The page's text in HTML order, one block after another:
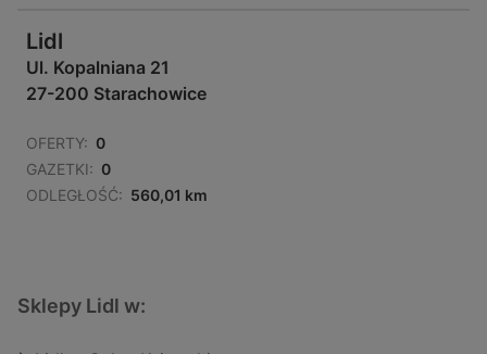
Lidl
Ul. Kopalniana 21
27-200 Starachowice
OFERTY: 0
GAZETKI: 0
ODLEGŁOŚĆ: 560,01 km
Sklepy Lidl w: